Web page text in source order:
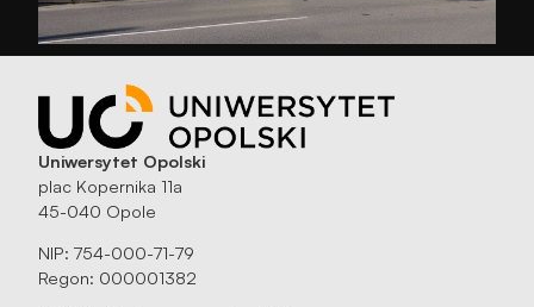
Uniwersytet Opolski
plac Kopernika 11a
45-040 Opole
NIP: 754-000-71-79
Regon: 000001382